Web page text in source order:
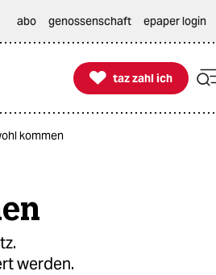
abo genossenschaft epaper login

taz zahl ich
taz zahl ich
kommen
werden.